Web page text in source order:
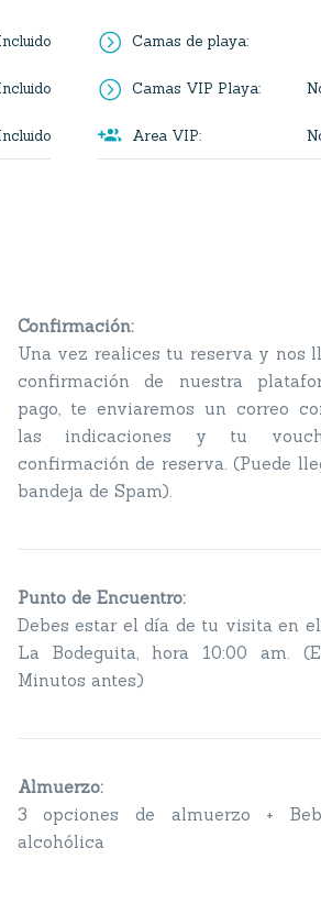
= Camas de playa:
= Camas VIP Playa:
 Area VIP:
Confirmación:
Una vez realices tu reserva y nos
confirmación de nuestra
pago, te enviaremos un correo
las indicaciones y tu
confirmación de reserva. (Puede
bandeja de Spam).
Punto de Encuentro:
Debes estar el día de tu visita en
La Bodeguita, hora 10:00 am.
Minutos antes)
Almuerzo:
3 opciones de almuerzo +
alcohólica